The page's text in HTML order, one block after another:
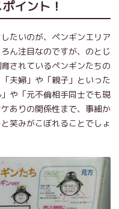
イント！
たいのが、ペンギンエリア
ん注目なのですが、のとじ
されているペンギンたちの
夫婦」や「親子」といった
や「元不倫相手同士でも現
ありの関係性まで、事細か
笑みがこぼれることでしょ